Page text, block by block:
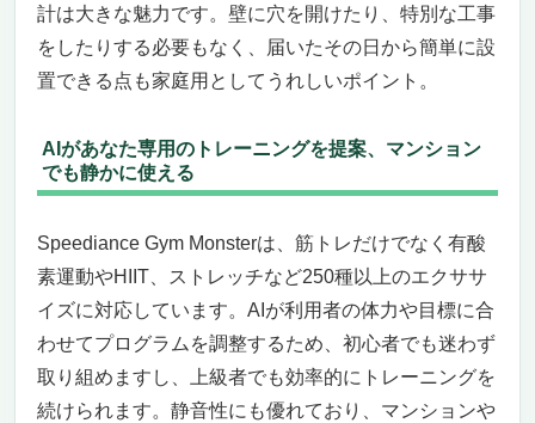
計は大きな魅力です。壁に穴を開けたり、特別な工事
をしたりする必要もなく、届いたその日から簡単に設
置できる点も家庭用としてうれしいポイント。
AIがあなた専用のトレーニングを提案、マンション
でも静かに使える
Speediance Gym Monsterは、筋トレだけでなく有酸
素運動やHIIT、ストレッチなど250種以上のエクササ
イズに対応しています。AIが利用者の体力や目標に合
わせてプログラムを調整するため、初心者でも迷わず
取り組めますし、上級者でも効率的にトレーニングを
続けられます。静音性にも優れており、マンションや